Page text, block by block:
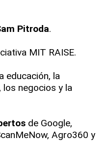
Pitroda.
MIT RAISE.
educación, la
los negocios y la
de Google,
Agro360 y